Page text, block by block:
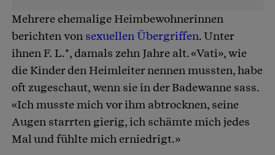
Mehrere ehemalige Heimbewohnerinnen
berichten von sexuellen Übergriffen. Unter
ihnen F. L.*, damals zehn Jahre alt. «Vati», wie
die Kinder den Heimleiter nennen mussten, habe
oft zugeschaut, wenn sie in der Badewanne sass.
«Ich musste mich vor ihm abtrocknen, seine
Augen starrten gierig, ich schämte mich jedes
Mal und fühlte mich erniedrigt.»